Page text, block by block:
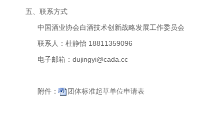
五、联系方式
中国酒业协会白酒技术创新战略发展工作委员会
联系人：杜静怡 18811359096
电子邮箱：dujingyi@cada.cc
附件： 团体标准起草单位申请表